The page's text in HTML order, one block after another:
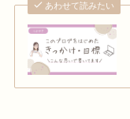
あわせて読みたい